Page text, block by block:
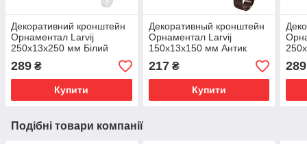
Декоративний кронштейн
Орнаментал Larvij
250х13х250 мм Білий
(L7410WH)
289 ₴
Купити
Декоративный кронштейн
Орнаментал Larvij
150х13х150 мм Антик
бронза (L7406AB)
217₴
Купити
289
Подібні товари компанії